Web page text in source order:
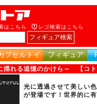
はこちら レゴ検索はこちら
プセルトイ フィギュア
れる追憶のかけら～ 【コ
光に透過させて美しい
が登場です！世界的に